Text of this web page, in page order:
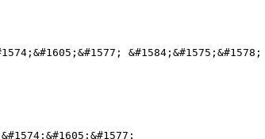
&#1584;&#1575;&#1578;